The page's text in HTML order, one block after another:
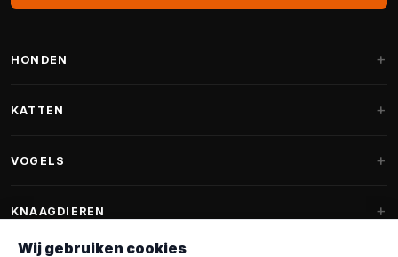
HONDEN
Fantail hondenmanden
KATTEN
Krabpalen voor Maine Coon
Krabpaal onderdelen
VOGELS
KNAAGDIEREN
Konijnenvoer
Wij gebruiken cookies